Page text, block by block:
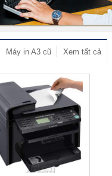
Xem tất cả
Máy in A3 cũ